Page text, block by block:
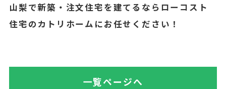
山梨で新築・注文住宅を建てるならローコスト
住宅のカトリホームにお任せください！
一覧ページへ